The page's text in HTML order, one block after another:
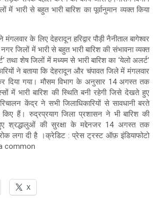
भारी से बहुत भारी बारिश का पूर्वानुमान व्यक्त किया
के लिए देहरादून हरिद्वार पौड़ी नैनीताल बागेश्वर
जिलों में भारी से बहुत भारी बारिश की संभावना व्यक्त
शेष जिलों में मध्यम से भारी बारिश का ‘येलो अलर्ट’
ने बताया कि देहरादून और चंपावत जिले में मंगलवार
दिया गया। मौसम विभाग के अनुसार 14 अगस्त तक
में भारी बारिश की स्थिति बनी रहेगी जिसे देखते हुए
केंद्र ने सभी जिलाधिकारियों से सावधानी बरते
हैं। रुद्रप्रयाग जिला प्रशासन ने भी बारिश की
श्रद्धालुओं की सुरक्षा के मद्देनजर 14 अगस्त तक
रोक लगा दी है ।क्रेडिट : प्रेस ट्रस्ट ऑफ़ इंडियाफोटो
common
X